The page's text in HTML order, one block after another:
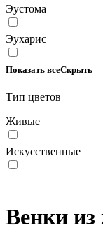
Эустома
Эухарис
Показать всеСкрыть
Тип цветов
Живые
Искусственные
Венки